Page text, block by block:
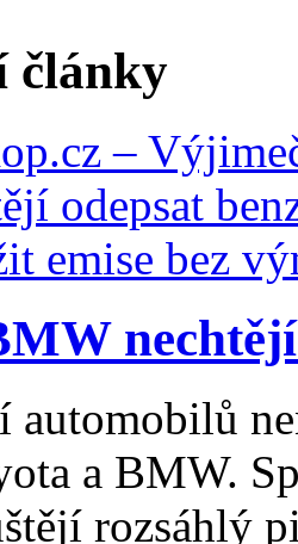
články
automobilů
a BMW.
rozsáhlý